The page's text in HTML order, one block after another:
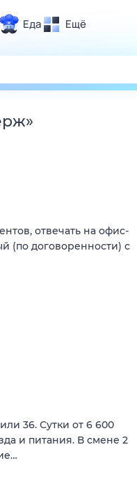
Еда Ещё
и отдых
»
отвечать на офис-
(по договоренности) с
36. Сутки от 6 600
и питания. В смене 2